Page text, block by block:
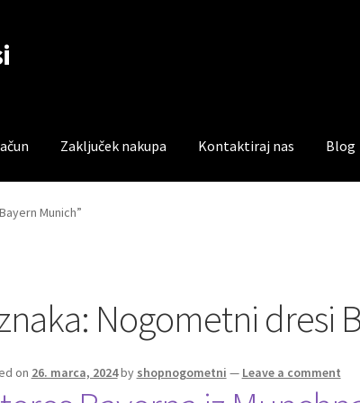
Zaključek nakupa Kontaktiraj nas Blog
Trgovina Zaključek nakupa
Munich”
Nogometni dresi
on 26. marca, 2024by shopnogometni — Leave a comment